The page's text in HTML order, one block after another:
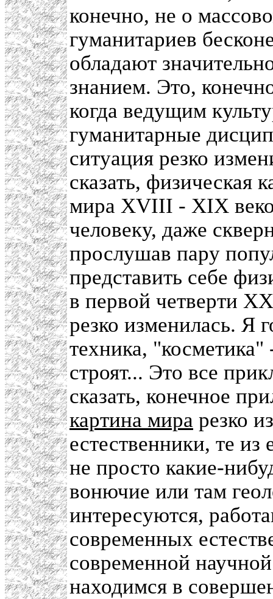
конечно, не о
гуманитариев
обладают
знанием. Это,
когда ведущим
гуманитарные
ситуация резко
сказать, физическая
мира XVIII - XIX
человеку, даже
прослушав пару
представить себе
в первой четверти
резко изменилась. Я
техника, "косметика"
строят... Это все
сказать, конечное
картина мира резко
естественники, те из
не просто какие-
вонючие или там
интересуются,
современных
современной
находимся в